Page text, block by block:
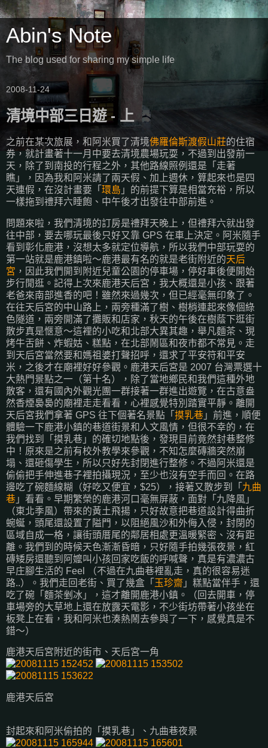
Abin's Note
The blog used for sharing my simple life
2008-11-24
清境中部三日遊 - 上
之前在某次旅展，和阿米買了清境佛羅倫斯渡假山莊的住宿
券，就計畫著十一月中要去清境農場玩耍，不過到出發前一
天，除了到南投的行程之外，其他路線照例還是「走著
瞧」，因為我和阿米請了兩天假、加上週休，算起來也是四
天連假，在沒計畫要「 環島 」的前提下算是相當充裕，所以
一樣拖到禮拜六睡飽、中午後才出發往中部前進。
問題來啦，我們清境的訂房是禮拜天晚上，但禮拜六就出發
往中部，要去哪玩最後只好又靠 GPS 在車上決定。阿米隨手
看到彰化鹿港，沒想太多就定位導航，所以我們中部玩耍的
第一站就是鹿港鎮啦～鹿港最有名的就是老街附近的天后
宮 ，因此我們開到附近兒童公園的停車場，停好車後便開始
步行閒逛。記得上次來鹿港天后宮，我大概還是小孩、跟著
老爸來南部進香的吧！雖然來過幾次，但已經毫無印象了。
在往天后宮的中山路上，兩旁種滿了樹、樹梢連起來像個綠
色隧道，兩旁開滿了攤販和店家，秋天的午後在樹蔭下逛街
散步真是愜意～這裡的小吃和北部大異其趣，舉凡麵茶、現
烤牛舌餅、炸蝦姑、糕點，在北部鬧區和夜市都不常見。走
到天后宮當然要和媽祖婆打聲招呼，還求了平安符和平安
米，之後才在廟裡好好參觀。鹿港天后宮是 2007 台灣票選十
大熱門景點之一（第十名），除了當地鄉民和我們這種外地
散客，還有國內外觀光團一群接著一群進出遊覽，在古意盎
然香煙裊裊的廟裡走走看看，心裡感覺特別踏實平靜。離開
天后宮我們拿著 GPS 往下個著名景點「 摸乳巷 」前進，順便
體驗一下鹿港小鎮的巷道街景和人文風情，但很不幸的，在
我們找到「摸乳巷」的確切地點後，發現目前竟然封巷整修
中！原來是之前有校外教學來參觀，不知怎麼磚牆突然崩
塌、還砸傷學生，所以只好先封閉進行整修。不過阿米還是
偷偷把手伸進巷子裡拍攝現況，至少也沒有空手而回。在路
邊吃了碗麵線糊（好吃又便宜，$25），接著又散步到「 九曲
巷 」看看。早期繁榮的鹿港河口毫無屏蔽，面對「九降風」
（東北季風）帶來的黃土飛揚，只好故意把巷道設計得曲折
蜿蜒，頭尾還設置了隘門，以阻絕風沙和外侮入侵，封閉的
區域自成一格，讓街頭厝尾的鄰居相處更溫暖緊密、沒有距
離。我們到的時候天色漸漸昏暗，只好隨手拍幾張夜景，紅
磚矮房還聽到阿嬤叫小孩回家吃飯的呼喊聲，真是有濃濃古
早庄腳生活的 Feel （不過在九曲巷裡亂走，真的很容易迷
路..）。我們走回老街、買了幾盒「 玉珍齋 」糕點當伴手，還
吃了碗「麵茶剉冰」，這才離開鹿港小鎮。（回去開車，停
車場旁的大草地上還在放露天電影，不少街坊帶著小孩坐在
板凳上在看，我和阿米也湊熱鬧去參與了一下，感覺真是不
錯～）
鹿港天后宮附近的街市、天后宮一角
鹿港天后宮
封起來和阿米偷拍的「摸乳巷」、九曲巷夜景